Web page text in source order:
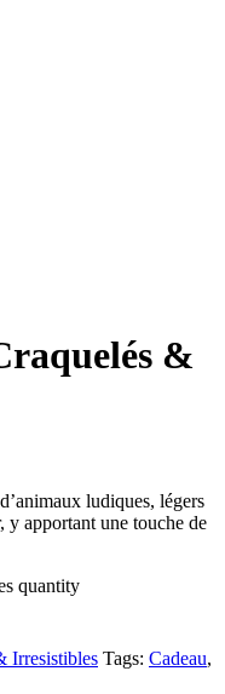
&
ludiques, légers
apportant une touche de
quantity
Irresistibles Tags: Cadeau,